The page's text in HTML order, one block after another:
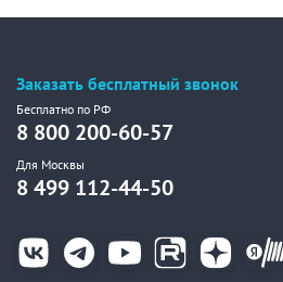
Заказать бесплатный звонок
Бесплатно по РФ
8 800 200-60-57
Для Москвы
8 499 112-44-50